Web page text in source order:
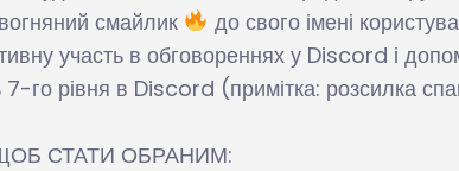
смайлик
до свого імені
участь в обговореннях у Discord і
7-го рівня в Discord (примітка: розсилка
СТАТИ ОБРАНИМ: